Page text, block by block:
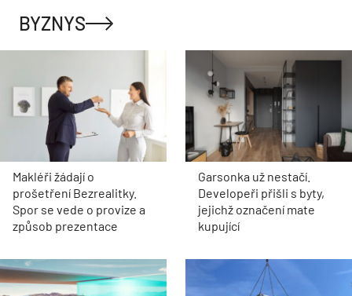
BYZNYS
Makléři žádají o
prošetření Bezrealitky.
Spor se vede o provize a
způsob prezentace
Garsonka už nestačí.
Developeři přišli s byty,
jejichž označení mate
kupující